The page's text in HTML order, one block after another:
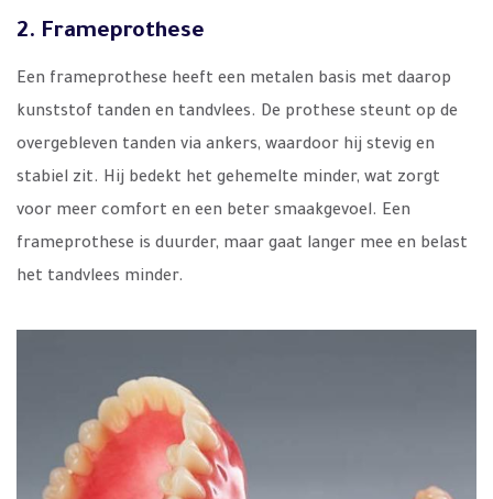
2. Frameprothese
Een frameprothese heeft een metalen basis met daarop
kunststof tanden en tandvlees. De prothese steunt op de
overgebleven tanden via ankers, waardoor hij stevig en
stabiel zit. Hij bedekt het gehemelte minder, wat zorgt
voor meer comfort en een beter smaakgevoel. Een
frameprothese is duurder, maar gaat langer mee en belast
het tandvlees minder.